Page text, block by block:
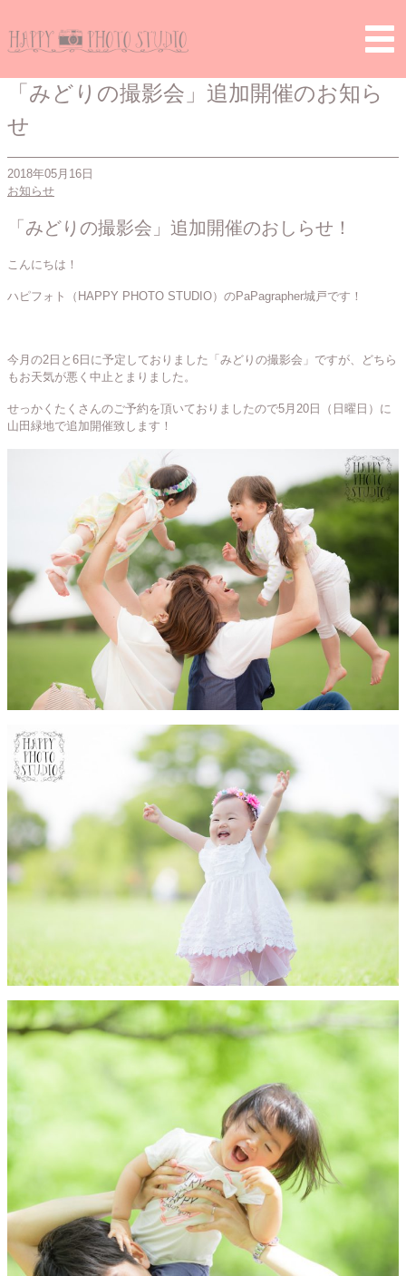
「みどりの撮影会」追加開催のお知ら
せ
2018年05月16日
お知らせ
「みどりの撮影会」追加開催のおしらせ！
こんにちは！
ハピフォト（HAPPY PHOTO STUDIO）のPaPagrapher城戸です！
今月の2日と6日に予定しておりました「みどりの撮影会」ですが、どちら
もお天気が悪く中止とまりました。
せっかくたくさんのご予約を頂いておりましたので5月20日（日曜日）に
山田緑地で追加開催致します！